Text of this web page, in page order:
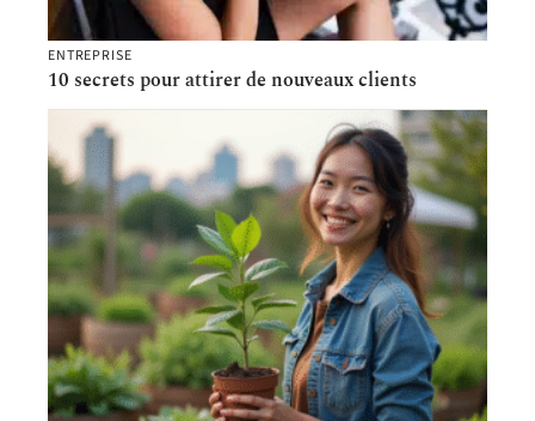
ENTREPRISE
10 secrets pour attirer de nouveaux clients